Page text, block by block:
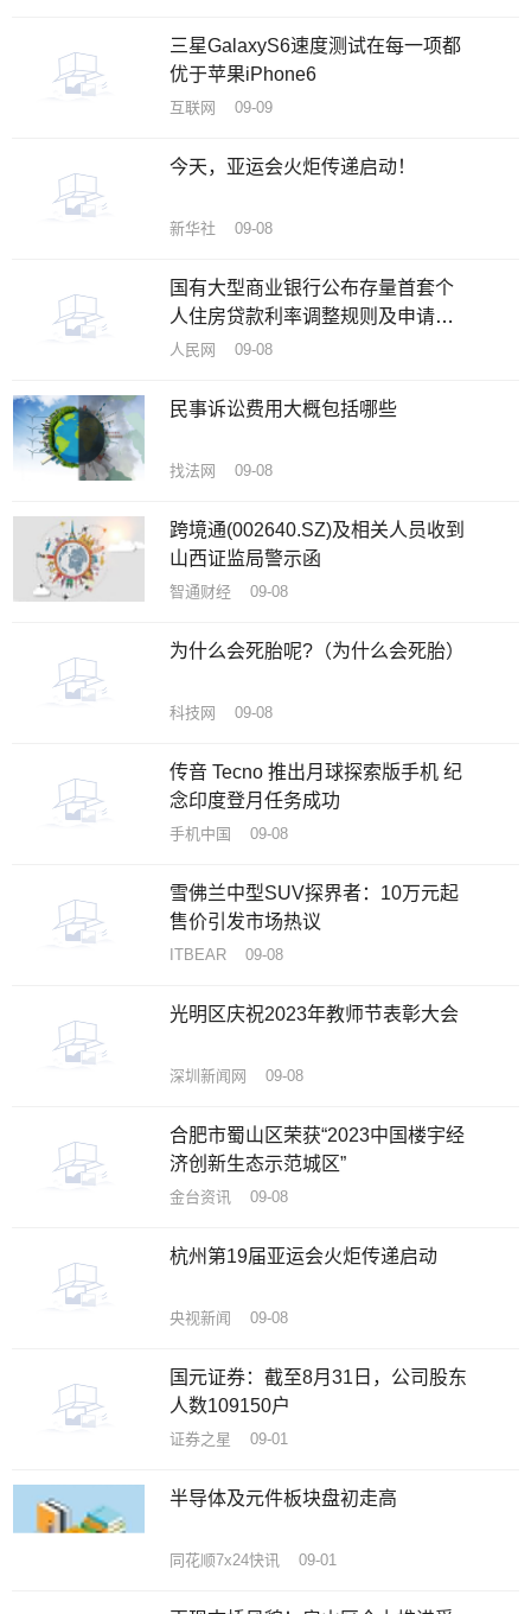
三星GalaxyS6速度测试在每一项都
优于苹果iPhone6
互联网 09-09
今天，亚运会火炬传递启动！
新华社 09-08
国有大型商业银行公布存量首套个
人住房贷款利率调整规则及申请方
式
人民网 09-08
民事诉讼费用大概包括哪些
找法网 09-08
跨境通(002640.SZ)及相关人员收到
山西证监局警示函
智通财经 09-08
为什么会死胎呢?（为什么会死胎）
科技网 09-08
传音 Tecno 推出月球探索版手机 纪
念印度登月任务成功
手机中国 09-08
雪佛兰中型SUV探界者：10万元起
售价引发市场热议
ITBEAR 09-08
光明区庆祝2023年教师节表彰大会
深圳新闻网 09-08
合肥市蜀山区荣获“2023中国楼宇经
济创新生态示范城区”
金台资讯 09-08
杭州第19届亚运会火炬传递启动
央视新闻 09-08
国元证券：截至8月31日，公司股东
人数109150户
证券之星 09-01
半导体及元件板块盘初走高
同花顺7x24快讯 09-01